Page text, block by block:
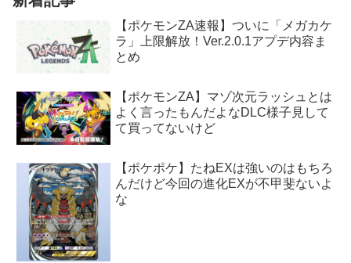
【ポケモンZA速報】ついに「メガカケ
ラ」上限解放！Ver.2.0.1アプデ内容ま
とめ
【ポケモンZA】マゾ次元ラッシュとは
よく言ったもんだよなDLC様子見して
て買ってないけど
【ポケポケ】たねEXは強いのはもちろ
んだけど今回の進化EXが不甲斐ないよ
な